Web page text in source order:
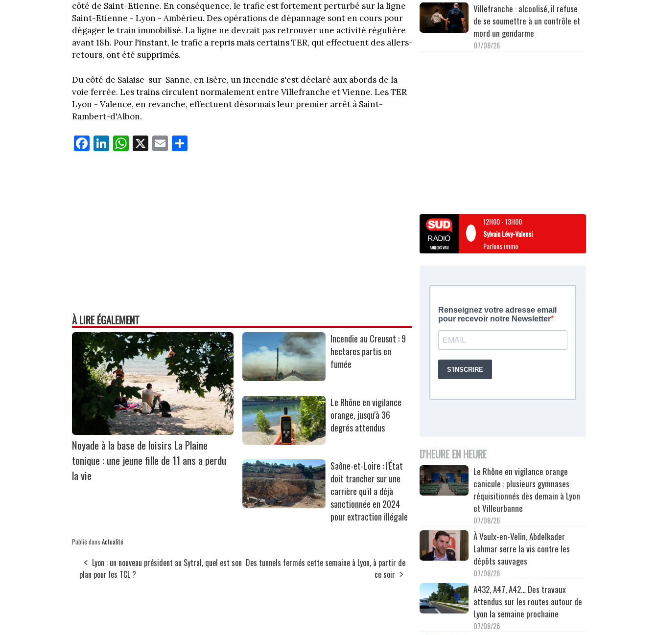
côté de Saint-Etienne. En conséquence, le trafic est fortement perturbé sur la ligne
Saint-Etienne - Lyon - Ambérieu. Des opérations de dépannage sont en cours pour
dégager le train immobilisé. La ligne ne devrait pas retrouver une activité régulière
avant 18h. Pour l'instant, le trafic a repris mais certains TER, qui effectuent des allers-
retours, ont été supprimés.
Du côté de Salaise-sur-Sanne, en Isère, un incendie s'est déclaré aux abords de la
voie ferrée. Les trains circulent normalement entre Villefranche et Vienne. Les TER
Lyon - Valence, en revanche, effectuent désormais leur premier arrêt à Saint-
Rambert-d'Albon.
Fa
ce
Li
nk
W
ha
X E
m
À LIRE ÉGALEMENT
Noyade à la base de loisirs La Plaine
tonique : une jeune fille de 11 ans a perdu
la vie
Incendie au Creusot : 9
hectares partis en
fumée
Le Rhône en vigilance
orange, jusqu'à 36
degrés attendus
Saône-et-Loire : l'État
doit trancher sur une
carrière qu'il a déjà
sanctionnée en 2024
pour extraction illégale
Publié dans Actualité
Lyon : un nouveau président au Sytral, quel est son
plan pour les TCL ?
Des tunnels fermés cette semaine à Lyon, à partir de
ce soir
Villefranche : alcoolisé, il refuse
de se soumettre à un contrôle et
mord un gendarme
07/08/26
12H00-13H00
Sylvain Lévy-Valensi
Parlons immo
D'HEURE EN HEURE
Le Rhône en vigilance orange
canicule : plusieurs gymnases
réquisitionnés dès demain à Lyon
et Villeurbanne
07/08/26
À Vaulx-en-Velin, Abdelkader
Lahmar serre la vis contre les
dépôts sauvages
07/08/26
A432, A47, A42… Des travaux
attendus sur les routes autour de
Lyon la semaine prochaine
07/08/26